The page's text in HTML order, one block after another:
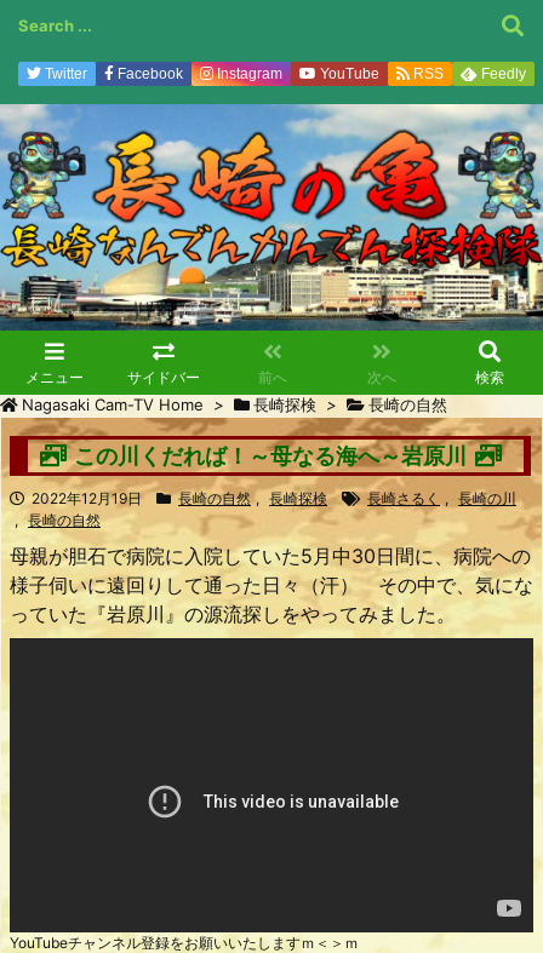
メニュー サイドバー 前へ 次へ 検索
Twitter Facebook Instagram YouTube RSS Feedly
Nagasaki Cam-TV Home > 長崎探検 > 長崎の自然
この川くだれば！～母なる海へ～岩原川
2022年12月19日 長崎の自然 , 長崎探検 長崎さるく , 長崎の川
, 長崎の自然
母親が胆石で病院に入院していた5月中30日間に、病院への
様子伺いに遠回りして通った日々（汗） その中で、気にな
っていた『岩原川』の源流探しをやってみました。
YouTubeチャンネル登録をお願いいたしますｍ＜＞ｍ